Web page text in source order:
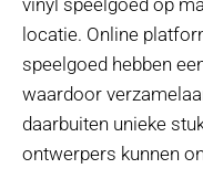
vinyl speelgoed op
locatie. Online
speelgoed hebben
waardoor
daarbuiten unieke
ontwerpers kunnen